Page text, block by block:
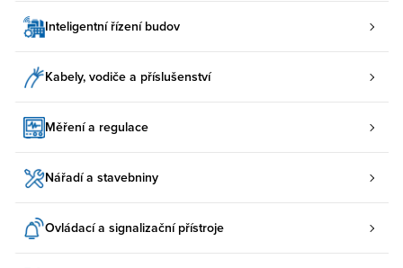
Inteligentní řízení budov
Kabely, vodiče a příslušenství
Měření a regulace
Nářadí a stavebniny
Ovládací a signalizační přístroje